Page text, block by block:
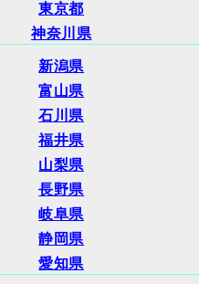
東京都
神奈川県
新潟県
富山県
石川県
福井県
山梨県
長野県
岐阜県
静岡県
愛知県